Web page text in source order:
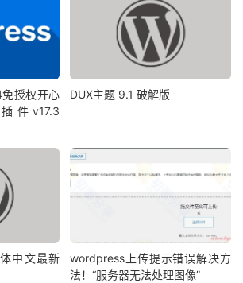
授权开心
件v17.3
DUX主题 9.1 破解版
中文最新
wordpress上传提示错误解决方
法！“服务器无法处理图像”